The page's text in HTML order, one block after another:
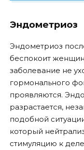
Эндометриоз
Эндометриоз
беспокоит
заболевание не
гормонального
проявляются.
разрастается,
подобной
который
стимуляцию к